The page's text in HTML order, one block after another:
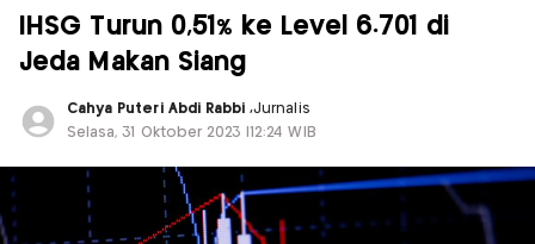
IHSG Turun 0,51% ke Level 6.701 di
Jeda Makan Siang
Cahya Puteri Abdi Rabbi,Jurnalis
Selasa, 31 Oktober 2023 |12:24 WIB